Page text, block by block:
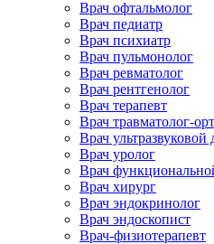
Врач офтальмолог
Врач педиатр
Врач психиатр
Врач пульмонолог
Врач ревматолог
Врач рентгенолог
Врач терапевт
Врач травматолог-
Врач ультразвуковой
Врач уролог
Врач
Врач хирург
Врач эндокринолог
Врач эндоскопист
Врач-физиотерапевт